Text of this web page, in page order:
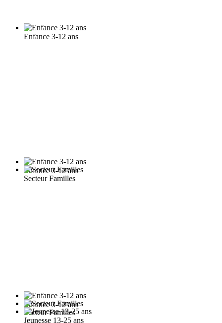
Enfance 3-12 ans
Enfance 3-12 ans
Enfance 3-12 ans
Secteur Familles
Secteur Familles
Jeunesse 13-25 ans